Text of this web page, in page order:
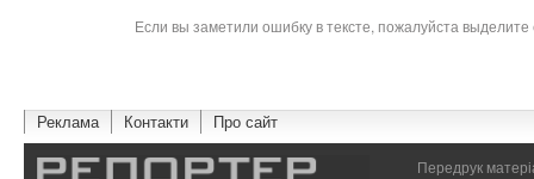
Если вы заметили ошибку в тексте, пожалуйста
Реклама Контакти Про сайт
Передрук